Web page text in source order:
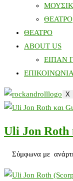
ΘΕΑΤΡΟ
ΘΕΑΤΡΟ
ABOUT US
ΕΙΠΑΝ
ΕΠΙΚΟΙΝΩΝΙΑ
X
Uli Jon Roth
Σύμφωνα με